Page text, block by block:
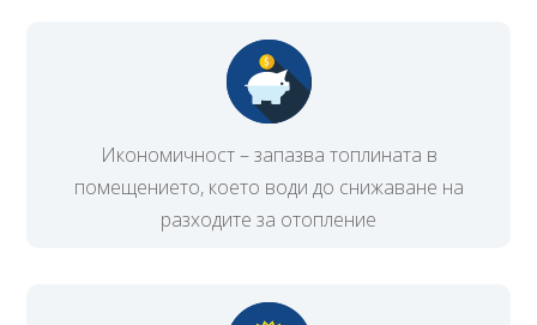
Икономичност – запазва топлината в
помещението, което води до снижаване на
разходите за отопление